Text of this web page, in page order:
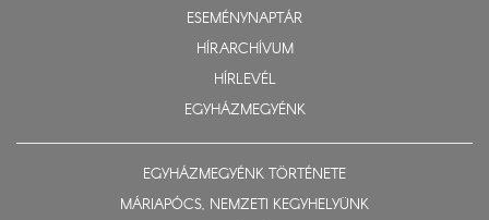
ESEMÉNYNAPTÁR
HÍRARCHÍVUM
HÍRLEVÉL
EGYHÁZMEGYÉNK
EGYHÁZMEGYÉNK TÖRTÉNETE
MÁRIAPÓCS, NEMZETI KEGYHELYÜNK